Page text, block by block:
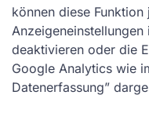
können diese
deaktivieren oder die
Google Analytics wie
Datenerfassung”